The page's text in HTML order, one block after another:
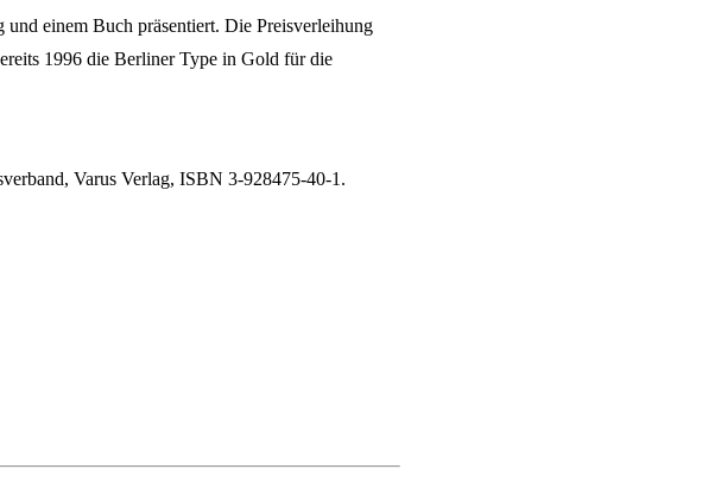
einem Buch präsentiert. Die Preisverleihung
1996 die Berliner Type in Gold für die
Varus Verlag, ISBN 3-928475-40-1.